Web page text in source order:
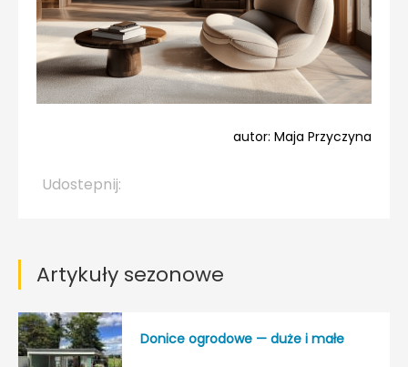
autor: Maja Przyczyna
Udostepnij:
Artykuły sezonowe
Donice ogrodowe — duże i małe